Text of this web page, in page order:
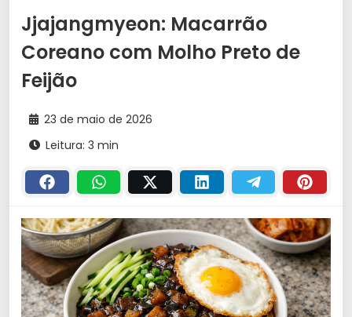
Jjajangmyeon: Macarrão
Coreano com Molho Preto de
Feijão
23 de maio de 2026
Leitura: 3 min